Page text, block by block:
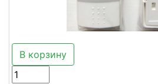
В корзину